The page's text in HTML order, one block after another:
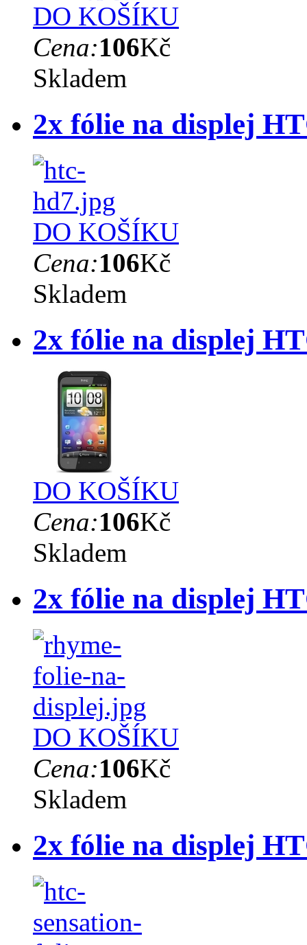
DO KOŠÍKU
Cena:106Kč
Skladem
2x fólie na displej
DO KOŠÍKU
Cena:106Kč
Skladem
2x fólie na displej
DO KOŠÍKU
Cena:106Kč
Skladem
2x fólie na displej
DO KOŠÍKU
Cena:106Kč
Skladem
2x fólie na displej